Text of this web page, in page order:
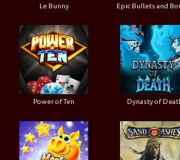
Le Bunny Epic Bullets and
Power of Ten Dynasty of